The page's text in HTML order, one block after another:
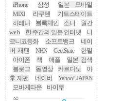
iPhone
삼성
일본 모바일
MIXI
라쿠텐
기트스테이트
하테나
블록체인 소니
월간
w.e.b
한 주간의 일본 인터넷
니
코니코동화
소프트뱅크
네이
버 재팬
NHN GeetState
한일
아이폰
책 애플
일본 검색
블로그
동영상 카르다노
야
후 재팬
네이버
Yahoo! JAPAN
모바게타운
바이두